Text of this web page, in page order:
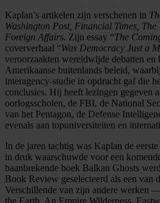
Kaplan’s artikelen zijn verschenen in
Washington Post, Financial Times, The
Foreign Affairs. Zijn essay “The
coververhaal “Was Democracy Just a
veroorzaakten wereldwijde debatten en
Amerikaanse buitenlands beleid,
interagency-studie in opdracht gaf die
conclusies. Hij heeft lezingen gegeven
oorlogsscholen, de FBI, de National
van het Pentagon, de Defense
evenals aan topuniversiteiten en
In de jaren tachtig was Kaplan de
in druk waarschuwde voor een
baanbrekende boek Balkan Ghosts
Book Review geselecteerd als een van
Verschillende van zijn andere werken
the Earth, An Empire Wilderness,